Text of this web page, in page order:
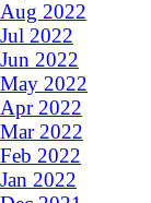
Aug 2022
Jul 2022
Jun 2022
May 2022
Apr 2022
Mar 2022
Feb 2022
Jan 2022